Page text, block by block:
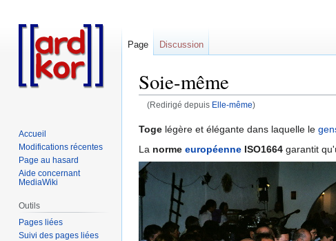
Soie-même
(Redirigé depuis Elle-même)
Aller
à
navigation
Aller
à
recherche
Toge légère et élégante dans laquelle le
La norme européenne ISO1664 garantit
Page Discussion
Accueil
Modifications récentes
Page au hasard
Aide concernant
MediaWiki
Outils
Pages liées
Suivi des pages liées